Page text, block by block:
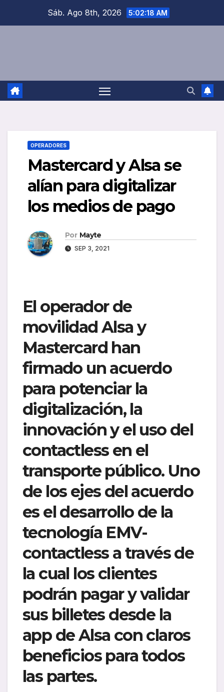
Sáb. Ago 8th, 2026 5:02:19 AM
OPERADORES
Mastercard y Alsa se
alían para digitalizar
los medios de pago
Por Mayte
SEP 3, 2021
El operador de
movilidad Alsa y
Mastercard han
firmado un acuerdo
para potenciar la
digitalización, la
innovación y el uso del
contactless en el
transporte público. Uno
de los ejes del acuerdo
es el desarrollo de la
tecnología EMV-
contactless a través de
la cual los clientes
podrán pagar y validar
sus billetes desde la
app de Alsa con claros
beneficios para todos
las partes.